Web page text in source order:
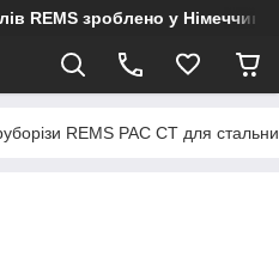
REMS зроблено у Німеччині
REMS РАС СТ для